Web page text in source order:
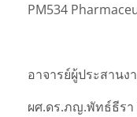
PM534
อาจารย์ผู้ประสานง
ผศ.ดร.ภญ.พัทธ์ธีรา